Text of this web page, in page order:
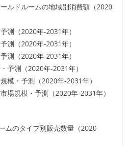
ルドルームの地域別消費額（2020
測（2020年-2031年）
測（2020年-2031年）
測（2020年-2031年）
予測（2020年-2031年）
模・予測（2020年-2031年）
場規模・予測（2020年-2031年）
ムのタイプ別販売数量（2020